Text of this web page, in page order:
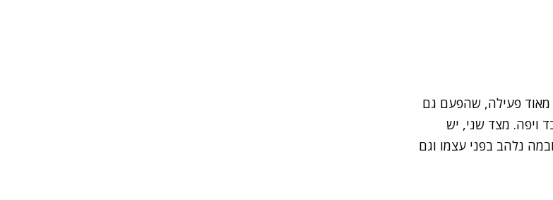
מאוד פעילה, שהפעם גם
ויפה. מצד שני, יש
נלהב בפני עצמו וגם